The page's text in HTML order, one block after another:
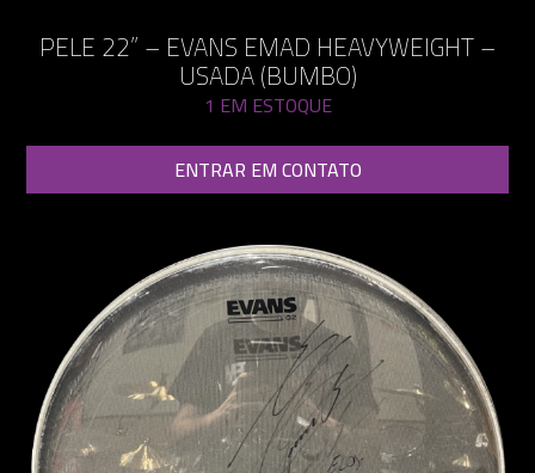
PELE 22” – EVANS EMAD HEAVYWEIGHT –
USADA (BUMBO)
1 EM ESTOQUE
ENTRAR EM CONTATO